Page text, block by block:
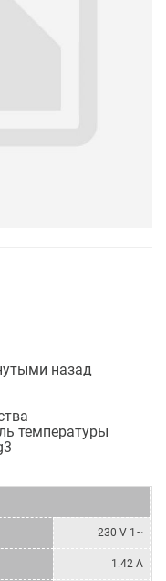
назад
температуры
230 V 1~
1.42 A